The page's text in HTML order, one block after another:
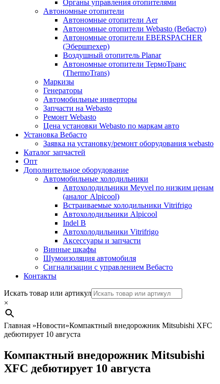
Органы управления отопителями
Автономные отопители
Автономные отопители Аer
Автономные отопители Webasto (Вебасто)
Автономные отопители EBERSPACHER
(Эбершпехер)
Воздушный отопитель Planar
Автономные отопители ТермоТранс
(ThermoTrans)
Маркизы
Генераторы
Автомобильные инверторы
Запчасти на Webasto
Ремонт Webasto
Цена установки Webasto по маркам авто
Установка Вебасто
Заявка на установку/ремонт оборудования webasto
Каталог запчастей
Опт
Дополнительное оборудование
Автомобильные холодильники
Автохолодильники Meyvel по низким ценам
(аналог Alpicool)
Встраиваемые холодильники Vitrifrigo
Автохолодильники Alpicool
Indel B
Автохолодильники Vitrifrigo
Аксессуары и запчасти
Винные шкафы
Шумоизоляция автомобиля
Сигнализации с управлением Вебасто
Контакты
Search
Искать товар или артикул
×
Главная »Новости»Компактный внедорожник Mitsubishi XFC
дебютирует 10 августа
Компактный внедорожник Mitsubishi
XFC дебютирует 10 августа